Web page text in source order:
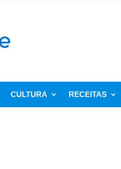
CULTURA RECEITAS